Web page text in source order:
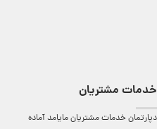
خدمات مشتریان
دپارتمان خدمات مشتریان مایامد آماده